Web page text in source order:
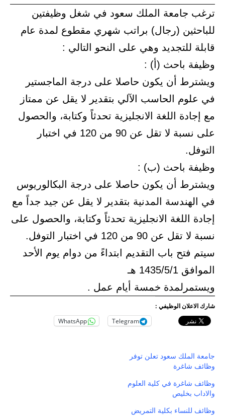
جامعة الملك سعود في شغل وظيفتين
(رجال) براتب شهري مقطوع لمدة عام
للتجديد وهي على النحو التالي :
باحث (أ) :
أن يكون حاصلا على درجة الماجستير
الحاسب الآلي بتقدير لا يقل عن ممتاز
اللغة الانجليزية تحدثاً وكتابة، والحصول
على نسبة لا تقل عن 90 من 120 في اختبار
باحث (ب) :
أن يكون حاصلا على درجة البكالوريوس
المدنية بتقدير لا يقل عن جيد جداً مع
اللغة الانجليزية تحدثاً وكتابة، والحصول على
عن 90 من 120 في اختبار التوفل.
فتح باب التقديم ابتداءً من دوام يوم الأحد
5/1 هـ
خمسة أيام عمل .
الوظيفي :
Telegram
WhatsApp
الملك سعود تعلن توفر
شاغرة
شاغرة في كلية العلوم
بخليص
للنساء بكلية التمريض